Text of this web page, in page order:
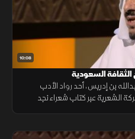
10:08
السعودية
بن إدريس، أحد رواد الأدب
الشعرية عبر كتاب شعراء نجد